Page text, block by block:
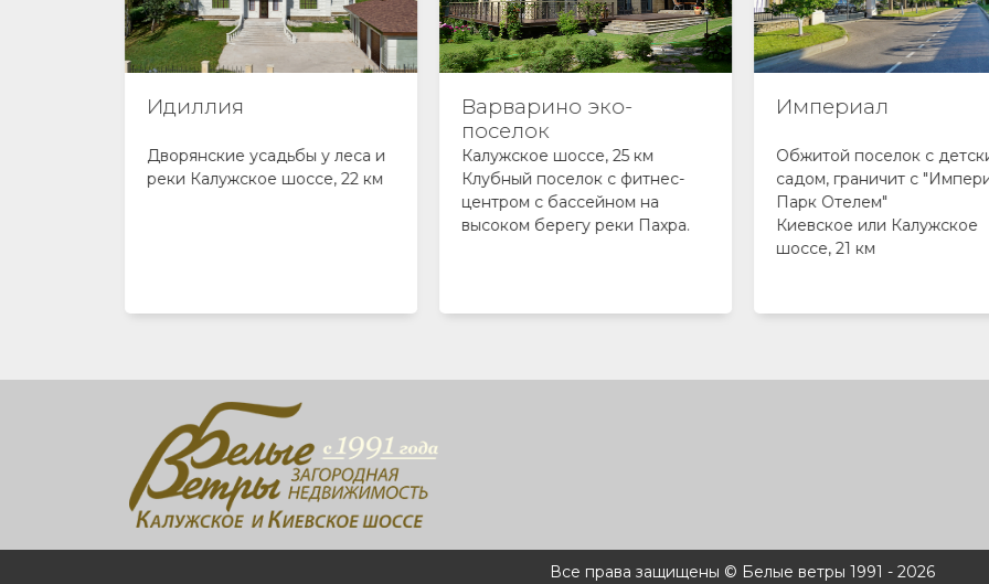
Идиллия
Дворянские усадьбы у леса и
реки Калужское шоссе, 22 км
Варварино эко-
поселок
Калужское шоссе, 25 км
Клубный поселок с фитнес-
центром с бассейном на
высоком берегу реки Пахра.
Империал
Обжитой поселок с
садом, граничит с
Парк Отелем"
Киевское или Калужское
шоссе, 21 км
Все права защищены © Белые ветры 1991 - 2026